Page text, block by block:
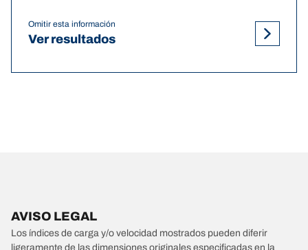
Omitir esta información
Ver resultados
AVISO LEGAL
Los índices de carga y/o velocidad mostrados pueden diferir
ligeramente de las dimensiones originales especificadas en la